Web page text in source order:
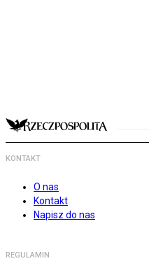
KONTAKT
O nas
Kontakt
Napisz do nas
REGULAMIN